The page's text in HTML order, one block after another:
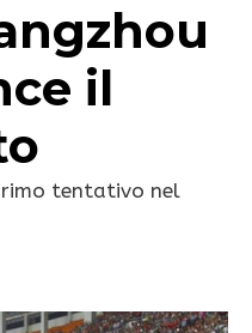
il
tentativo nel